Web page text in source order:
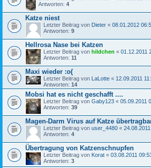
Antworten: 4
Katze niest
Letzter Beitrag von Dieter « 08.01.2012
Antworten: 9
Hellrosa Nase bei Katzen
Letzter Beitrag von hildchen « 01.12.2011
Antworten: 11
Maxi wieder :o(
Letzter Beitrag von LaLotte « 12.09.2011
Antworten: 14
Mobsi hat es nicht geschafft ....
Letzter Beitrag von Gaby123 « 05.09.2011
Antworten: 39
Magen-Darm Virus auf Katze
Letzter Beitrag von user_4480 «
Antworten: 4
Übertragung von Katzenschnupfen
Letzter Beitrag von Korat « 03.08.2011
Antworten: 3